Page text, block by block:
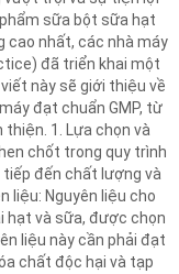
sữa bột sữa hạt
nhất, các nhà máy
đã triển khai một
này sẽ giới thiệu về
đạt chuẩn GMP, từ
thiện. 1. Lựa chọn và
chốt trong quy trình
đến chất lượng và
liệu: Nguyên liệu cho
hạt và sữa, được chọn
liệu này cần phải đạt
chất độc hại và tạp